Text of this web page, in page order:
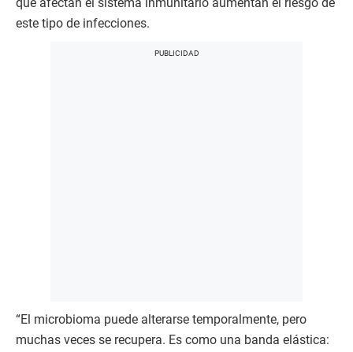
este tipo de infecciones.
“El microbioma puede alterarse temporalmente, pero
muchas veces se recupera. Es como una banda elástica: